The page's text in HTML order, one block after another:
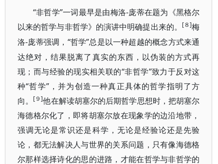
“非哲学”一词最早是由梅洛-庞蒂在题为《黑格尔
以来的哲学与非哲学》的演讲中明确提出来的。
[８]梅
洛-庞蒂强调，“哲学”总是以一种超越的概念方式来通
达绝对，结果脱离了真实的东西，以伪装的方式再
现；而与经验的现实相关联的“非哲学”致力于反对这
种“哲学”，并为创造一种真正具体的哲学指明了方
向。
[９]他在解读胡塞尔的后期哲学思想时，把胡塞尔
海德格尔化了，即将胡塞尔放在现象学的边沿地带，
强调无论是常识还是科学，无论是经验论还是先验
论，都无法解决人与世界的关系问题，只有像海德格
尔那样选择诗化的思的进路，才能在哲学与非哲学的